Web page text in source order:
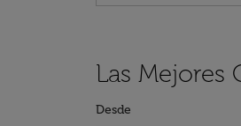
Las Mejores
Desde